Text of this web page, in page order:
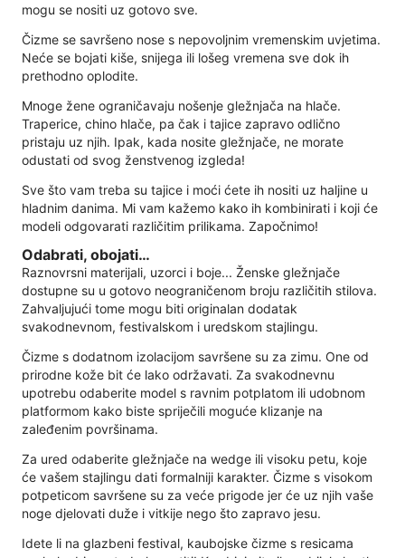
mogu se nositi uz gotovo sve.
Čizme se savršeno nose s nepovoljnim vremenskim uvjetima.
Neće se bojati kiše, snijega ili lošeg vremena sve dok ih
prethodno oplodite.
Mnoge žene ograničavaju nošenje gležnjača na hlače.
Traperice, chino hlače, pa čak i tajice zapravo odlično
pristaju uz njih. Ipak, kada nosite gležnjače, ne morate
odustati od svog ženstvenog izgleda!
Sve što vam treba su tajice i moći ćete ih nositi uz haljine u
hladnim danima. Mi vam kažemo kako ih kombinirati i koji će
modeli odgovarati različitim prilikama. Započnimo!
Odabrati, obojati…
Raznovrsni materijali, uzorci i boje... Ženske gležnjače
dostupne su u gotovo neograničenom broju različitih stilova.
Zahvaljujući tome mogu biti originalan dodatak
svakodnevnom, festivalskom i uredskom stajlingu.
Čizme s dodatnom izolacijom savršene su za zimu. One od
prirodne kože bit će lako održavati. Za svakodnevnu
upotrebu odaberite model s ravnim potplatom ili udobnom
platformom kako biste spriječili moguće klizanje na
zaleđenim površinama.
Za ured odaberite gležnjače na wedge ili visoku petu, koje
će vašem stajlingu dati formalniji karakter. Čizme s visokom
potpeticom savršene su za veće prigode jer će uz njih vaše
noge djelovati duže i vitkije nego što zapravo jesu.
Idete li na glazbeni festival, kaubojske čizme s resicama